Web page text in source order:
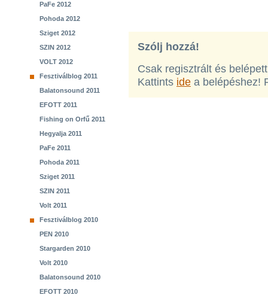
PaFe 2012
Pohoda 2012
Sziget 2012
SZIN 2012
VOLT 2012
Fesztiválblog 2011
Balatonsound 2011
EFOTT 2011
Fishing on Orfű 2011
Hegyalja 2011
PaFe 2011
Pohoda 2011
Sziget 2011
SZIN 2011
Volt 2011
Fesztiválblog 2010
PEN 2010
Stargarden 2010
Volt 2010
Balatonsound 2010
EFOTT 2010
Szólj hozzá!
Csak regisztrált és
Kattints ide a belépéshez!